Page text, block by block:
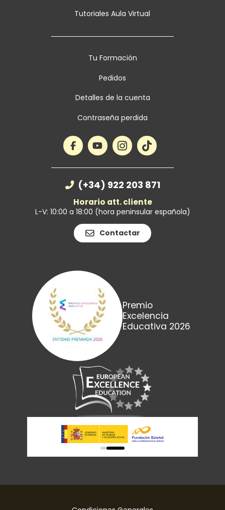
Tutoriales Aula Virtual
Tu Formación
Pedidos
Detalles de la cuenta
Contraseña perdida
(+34) 922 203 871
Horario att. cliente
L-V: 10:00 a 18:00 (hora peninsular española)
Contactar
Premio
Excelencia
Educativa 2026
0 1